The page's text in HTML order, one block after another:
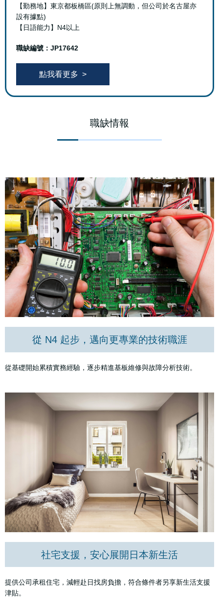
【勤務地】東京都板橋區(原則上無調動，但公司於名古屋亦
設有據點)
【日語能力】N4以上
職缺編號：JP17642
點我看更多
職缺情報
從 N4 起步，邁向更專業的技術職涯
從基礎開始累積實務經驗，逐步精進基板維修與故障分析技術。
社宅支援，安心展開日本新生活
提供公司承租住宅，減輕赴日找房負擔，符合條件者另享新生活支援
津貼。